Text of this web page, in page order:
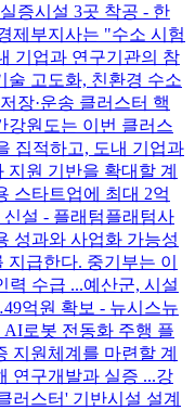
증시설 3곳 착공 - 한
제부지사는 "수소 시험
기업과 연구기관의 참
술 고도화, 친환경 수소
장·운송 클러스터 핵
강원도는 이번 클러스
집적하고, 도내 기업과
원 기반을 확대할 계
스타트업에 최대 2억
설 - 플래텀플래텀사
성과와 사업화 가능성
급한다. 중기부는 이
력 수급 ...예산군, 시설
억원 확보 - 뉴시스뉴
로봇 전동화 주행 플
지원체계를 마련할 계
연구개발과 실증 ...강
러스터' 기반시설 설계